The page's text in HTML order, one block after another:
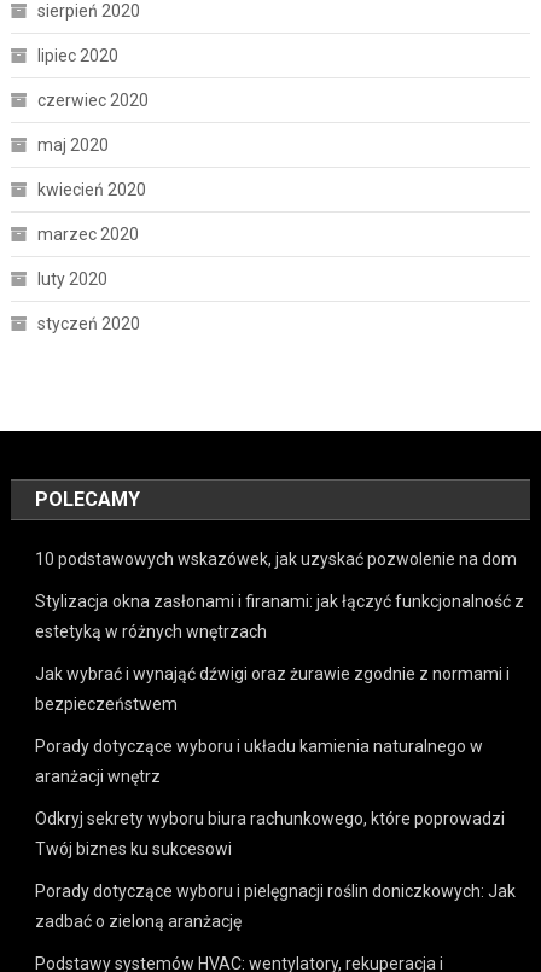
sierpień 2020
lipiec 2020
czerwiec 2020
maj 2020
kwiecień 2020
marzec 2020
luty 2020
styczeń 2020
POLECAMY
10 podstawowych wskazówek, jak uzyskać pozwolenie na dom
Stylizacja okna zasłonami i firanami: jak łączyć funkcjonalność z
estetyką w różnych wnętrzach
Jak wybrać i wynająć dźwigi oraz żurawie zgodnie z normami i
bezpieczeństwem
Porady dotyczące wyboru i układu kamienia naturalnego w
aranżacji wnętrz
Odkryj sekrety wyboru biura rachunkowego, które poprowadzi
Twój biznes ku sukcesowi
Porady dotyczące wyboru i pielęgnacji roślin doniczkowych: Jak
zadbać o zieloną aranżację
Podstawy systemów HVAC: wentylatory, rekuperacja i